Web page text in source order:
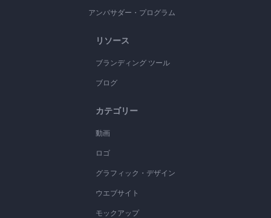
アンバサダー・プログラム
リソース
ブランディング ツール
ブログ
カテゴリー
動画
ロゴ
グラフィック・デザイン
ウエブサイト
モックアップ